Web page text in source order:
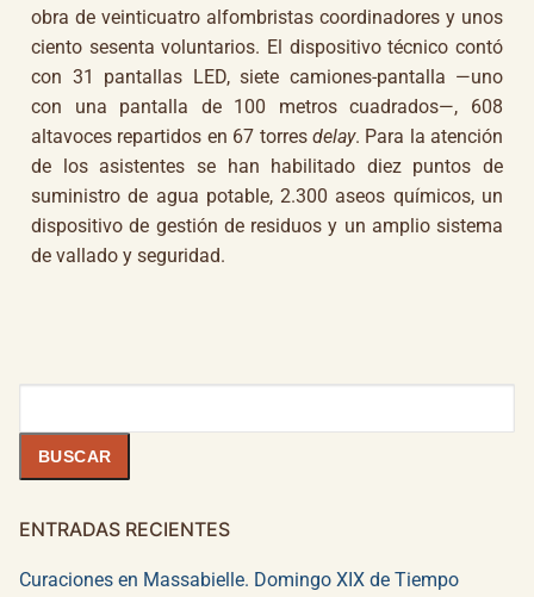
obra de veinticuatro alfombristas coordinadores y unos
ciento sesenta voluntarios. El dispositivo técnico contó
con 31 pantallas LED, siete camiones-pantalla —uno
con una pantalla de 100 metros cuadrados—, 608
altavoces repartidos en 67 torres delay. Para la atención
de los asistentes se han habilitado diez puntos de
suministro de agua potable, 2.300 aseos químicos, un
dispositivo de gestión de residuos y un amplio sistema
de vallado y seguridad.
BUSCAR
ENTRADAS RECIENTES
Curaciones en Massabielle. Domingo XIX de Tiempo